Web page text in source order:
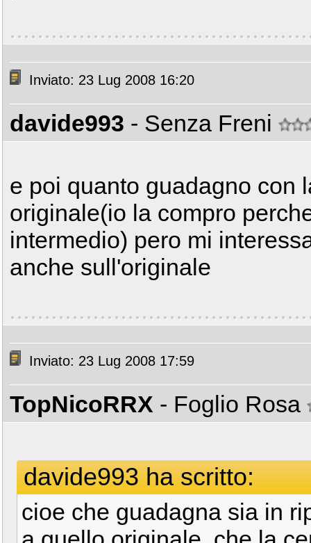
Inviato: 23 Lug 2008 16:20
davide993 - Senza Freni
e poi quanto guadagno con
originale(io la compro
intermedio) pero mi
anche sull'originale
Inviato: 23 Lug 2008 17:59
TopNicoRRX - Foglio Rosa
davide993 ha scritto:
cioe che guadagna sia in